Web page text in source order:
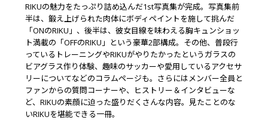
RIKUの魅力をたっぷり詰め込んだ1st写真集が完成。写真集前
半は、鍛え上げられた肉体にボディペイントを施して挑んだ
「ONのRIKU」、後半は、彼女目線を味わえる胸キュンショッ
ト満載の「OFFのRIKU」という豪華2部構成。その他、普段行
っているトレーニングやRIKUがやりたかったというガラスの
ビアグラス作り体験、趣味のサッカーや愛用しているアクセサ
リーについてなどのコラムページも。さらにはメンバー全員と
ファンからの質問コーナーや、ヒストリー＆インタビューな
ど、RIKUの素顔に迫った盛りだくさんな内容。見たことのな
いRIKUを堪能できる一冊。